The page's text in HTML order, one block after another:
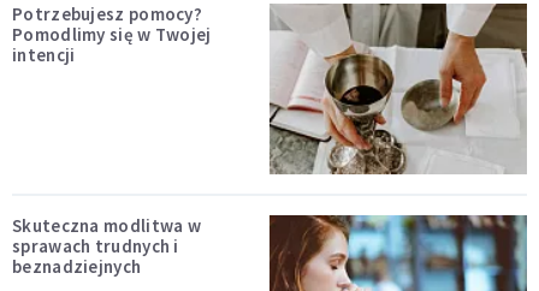
Potrzebujesz pomocy?
Pomodlimy się w Twojej
intencji
Skuteczna modlitwa w
sprawach trudnych i
beznadziejnych